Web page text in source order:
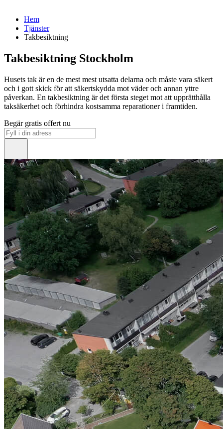
Hem
Tjänster
Takbesiktning
Takbesiktning Stockholm
Husets tak är en de mest mest utsatta delarna och måste vara säkert
och i gott skick för att säkertskydda mot väder och annan yttre
påverkan. En takbesiktning är det första steget mot att upprätthålla
taksäkerhet och förhindra kostsamma reparationer i framtiden.
Begär gratis offert nu